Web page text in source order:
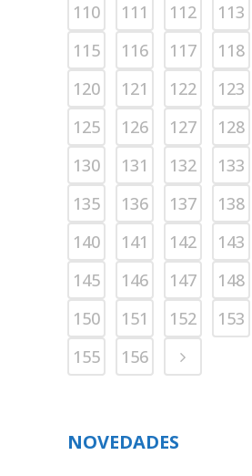
110
111 112 113
115
116 117 118
120
121 122 123
125
126 127 128
130
131 132 133
135
136 137 138
140
141 142 143
145
146 147 148
150
151 152 153
155
156
NOVEDADES